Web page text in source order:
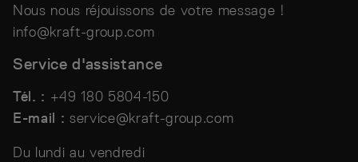
Nous nous réjouissons de votre message !
info@kraft-group.com
Service d'assistance
Tél. : +49 180 5804-150
E-mail : service@kraft-group.com
Du lundi au vendredi